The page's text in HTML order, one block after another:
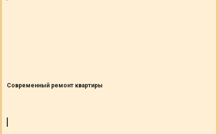
Современный ремонт квартиры